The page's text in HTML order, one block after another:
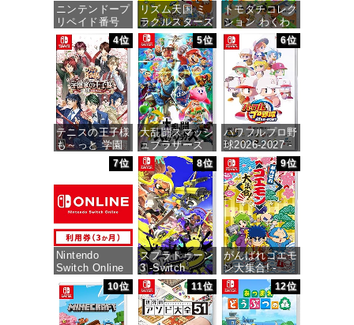
ニンテンドープ
リペイド番号
1000円|オンラ
インコード版
価格：¥1,000
リズム天国 ミ
ラクルスターズ
-Switch
価格：¥5,645
トモダチコレク
ション わくわ
く生活 -Switch
価格：¥6,155
4位
テニスの王子様
も～っと 学園
祭の王子様
more…
価格：¥6,374
5位
大乱闘スマッシ
ュブラザーズ
SPECIAL -
Switch
価格：¥6,473
6位
パワフルプロ野
球2026-2027 -
Switch
価格：¥6,940
7位
Nintendo
Switch Online
利用券(個人プ
ラン3か月)|オ
ンラインコード
版
8位
スプラトゥーン
3 -Switch
価格：¥5,536
9位
がんばれゴエモ
ン大集合! -
Switch
価格：¥5,478
10位 11位 12位